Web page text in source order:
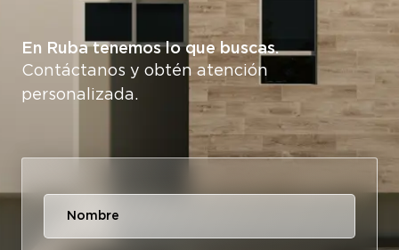
En Ruba tenemos lo que buscas.
Contáctanos y obtén atención
personalizada.